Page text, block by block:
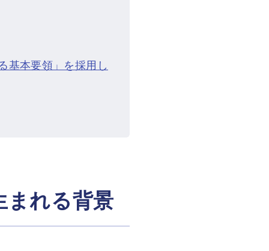
基本要領」を採用し
まれる背景